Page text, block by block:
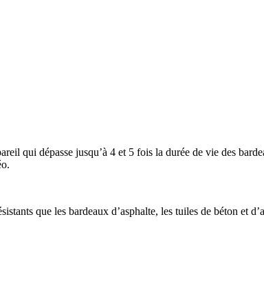
qui dépasse jusqu’à 4 et 5 fois la durée de vie des
que les bardeaux d’asphalte, les tuiles de béton et